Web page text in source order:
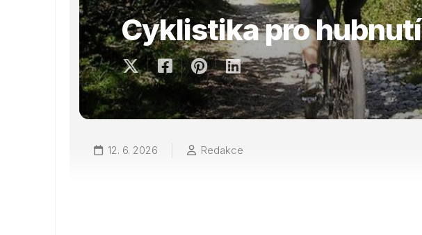
Cyklistika pro hubnutí
12. 6. 2026 Redakce